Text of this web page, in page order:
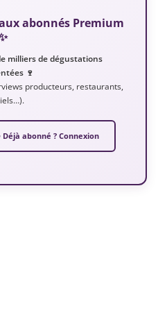
abonnés Premium
milliers de dégustations
🍷
producteurs, restaurants,
Déjà abonné ? Connexion